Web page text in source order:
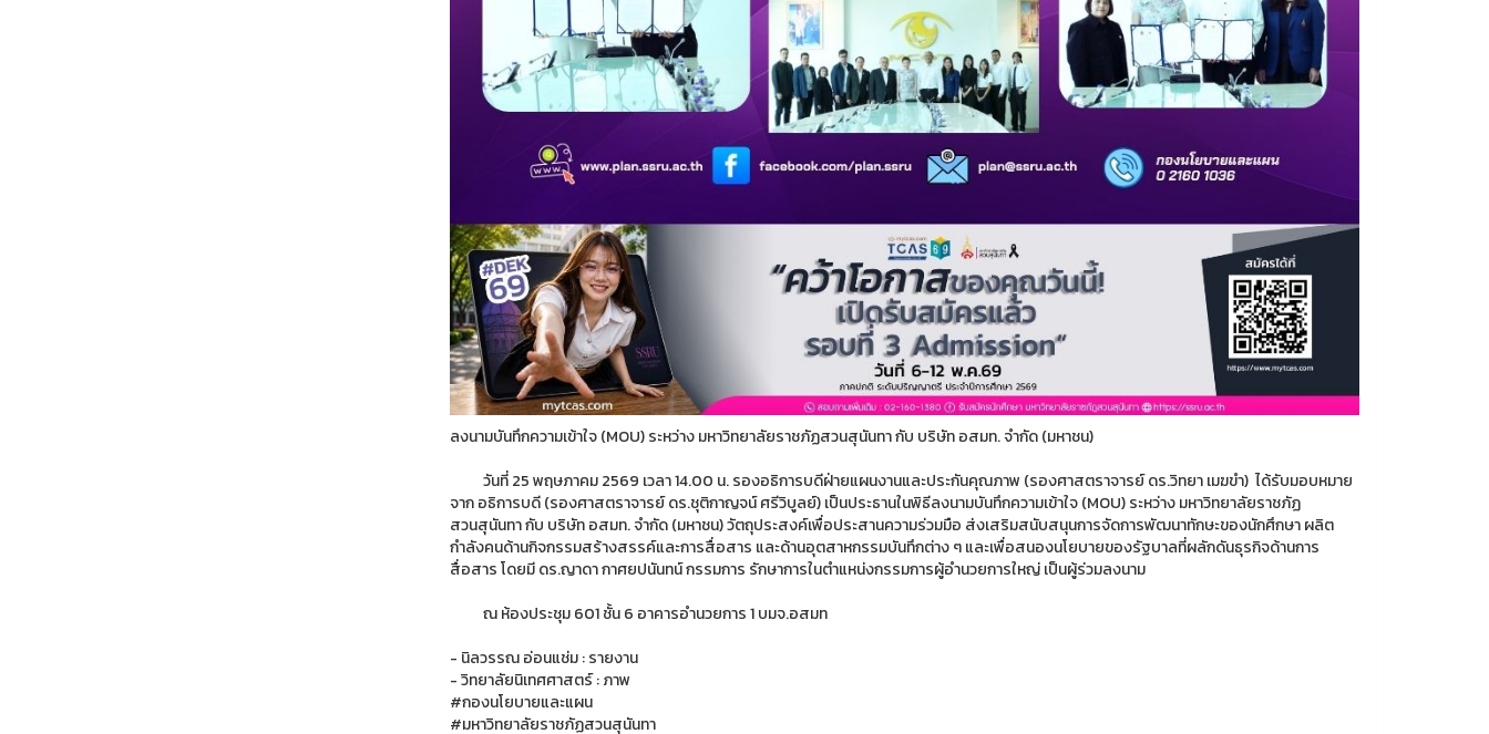
ลงนามบันทึกความเข้าใจ (MOU) ระหว่าง มหาวิทยาลัยราชภัฏสวนสุนันทา กับ บริษัท อสมท. จำกัด (มหาชน)
วันที่ 25 พฤษภาคม 2569 เวลา 14.00 น. รองอธิการบดีฝ่ายแผนงานและประกันคุณภาพ (รองศาสตราจารย์ ดร.วิทยา เมฆขำ) ได้รับมอบหมาย
จาก อธิการบดี (รองศาสตราจารย์ ดร.ชุติกาญจน์ ศรีวิบูลย์) เป็นประธานในพิธีลงนามบันทึกความเข้าใจ (MOU) ระหว่าง มหาวิทยาลัยราชภัฏ
สวนสุนันทา กับ บริษัท อสมท. จำกัด (มหาชน) วัตถุประสงค์เพื่อประสานความร่วมมือ ส่งเสริมสนับสนุนการจัดการพัฒนาทักษะของนักศึกษา ผลิต
กำลังคนด้านกิจกรรมสร้างสรรค์และการสื่อสาร และด้านอุตสาหกรรมบันทึกต่าง ๆ และเพื่อสนองนโยบายของรัฐบาลที่ผลักดันธุรกิจด้านการ
สื่อสาร โดยมี ดร.ญาดา กาศยปนันทน์ กรรมการ รักษาการในตำแหน่งกรรมการผู้อำนวยการใหญ่ เป็นผู้ร่วมลงนาม
ณ ห้องประชุม 601 ชั้น 6 อาคารอำนวยการ 1 บมจ.อสมท
- นิลวรรณ อ่อนแช่ม : รายงาน
- วิทยาลัยนิเทศศาสตร์ : ภาพ
#กองนโยบายและแผน
#มหาวิทยาลัยราชภัฏสวนสุนันทา